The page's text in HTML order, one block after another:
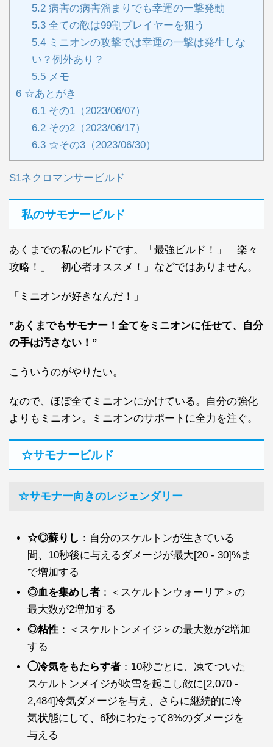
5.2病害の病害溜まりでも幸運の一撃発動
5.3全ての敵は99割プレイヤーを狙う
5.4ミニオンの攻撃では幸運の一撃は発生しな
い？例外あり？
5.5メモ
6 ☆あとがき
6.1その1（2023/06/07）
6.2その2（2023/06/17）
6.3☆その3（2023/06/30）
S1ネクロマンサービルド
私のサモナービルド
あくまでの私のビルドです。「最強ビルド！」「楽々
攻略！」「初心者オススメ！」などではありません。
「ミニオンが好きなんだ！」
”あくまでもサモナー！全てをミニオンに任せて、自分
の手は汚さない！”
こういうのがやりたい。
なので、ほぼ全てミニオンにかけている。自分の強化
よりもミニオン。ミニオンのサポートに全力を注ぐ。
☆サモナービルド
☆サモナー向きのレジェンダリー
☆◎蘇りし ：自分のスケルトンが生きている
間、10秒後に与えるダメージが最大[20 - 30]%ま
で増加する
◎血を集めし者 ：＜スケルトンウォーリア＞の
最大数が2増加する
◎粘性 ：＜スケルトンメイジ＞の最大数が2増加
する
◯冷気をもたらす者 ：10秒ごとに、凍てついた
スケルトンメイジが吹雪を起こし敵に[2,070 -
2,484]冷気ダメージを与え、さらに継続的に冷
気状態にして、6秒にわたって8%のダメージを
与える